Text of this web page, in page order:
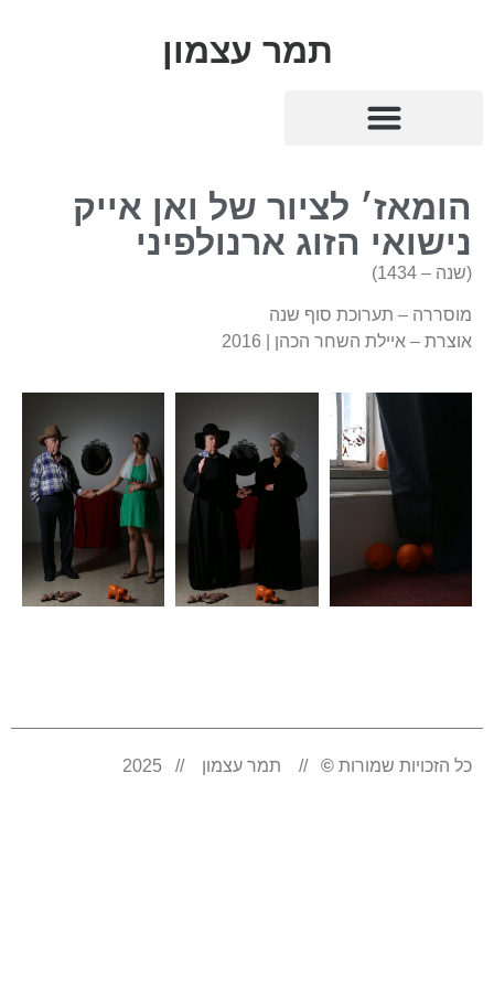
תמר עצמון
הומאז׳ לציור של ואן אייק
נישואי הזוג ארנולפיני
(שנה – 1434)
מוסררה – תערוכת סוף שנה
אוצרת – איילת השחר הכהן | 2016
כל הזכויות שמורות © // תמר עצמון // 2025